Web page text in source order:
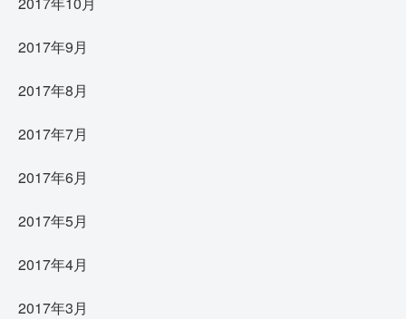
2017年9月
2017年8月
2017年7月
2017年6月
2017年5月
2017年4月
2017年3月